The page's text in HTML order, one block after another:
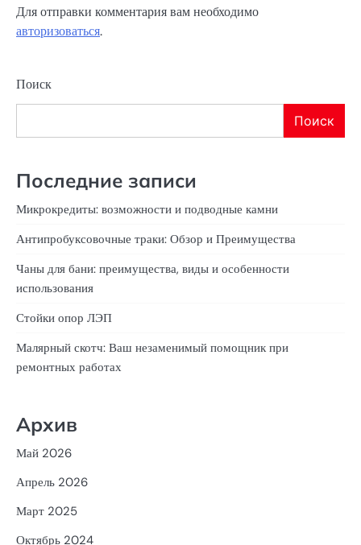
Для отправки комментария вам необходимо
авторизоваться.
Поиск
Поиск
Последние записи
Микрокредиты: возможности и подводные камни
Антипробуксовочные траки: Обзор и Преимущества
Чаны для бани: преимущества, виды и особенности
использования
Стойки опор ЛЭП
Малярный скотч: Ваш незаменимый помощник при
ремонтных работах
Архив
Май 2026
Апрель 2026
Март 2025
Октябрь 2024